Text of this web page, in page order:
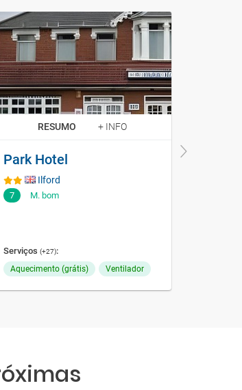
RESUMO + INFO
Park Hotel
Ilford
7 M. bom
Serviços (+27):
Aquecimento (grátis) Ventilador